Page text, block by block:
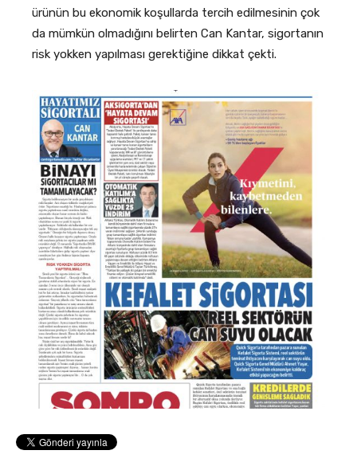
ürünün bu ekonomik koşullarda tercih edilmesinin çok
da mümkün olmadığını belirten Can Kantar, sigortanın
risk yokken yapılması gerektiğine dikkat çekti.